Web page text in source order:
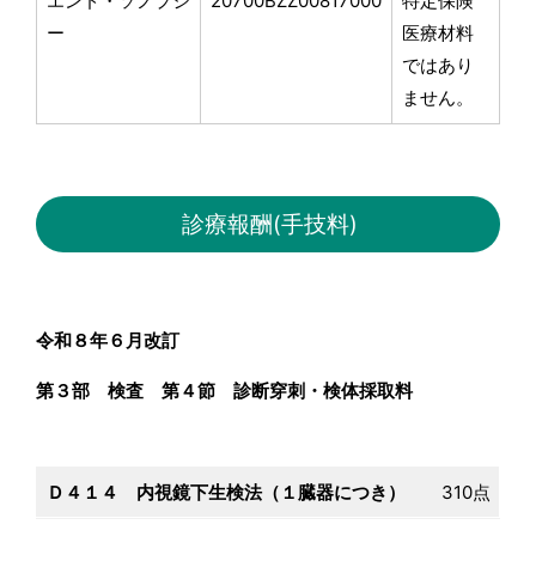
ー
医療材料
ではあり
ません。
診療報酬(手技料)
令和８年６月改訂
第３部 検査 第４節 診断穿刺・検体採取料
Ｄ４１４ 内視鏡下生検法（１臓器につき） 310点